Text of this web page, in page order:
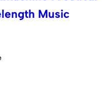
Music